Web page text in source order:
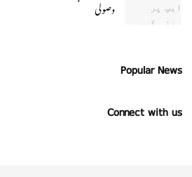
وصولی
Popular News
Connect with us